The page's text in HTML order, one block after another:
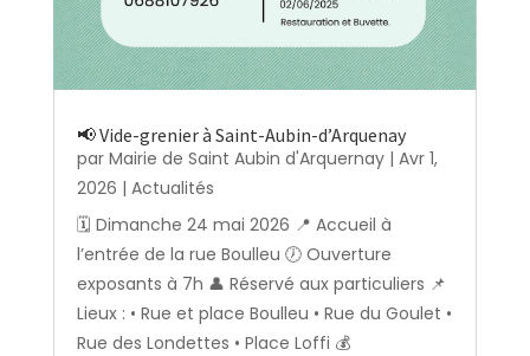
📢 Vide-grenier à Saint-Aubin-d’Arquenay
par Mairie de Saint Aubin d'Arquernay| Avr 1,
2026 | Actualités
🗓️ Dimanche 24 mai 2026 📍 Accueil à
l’entrée de la rue Boulleu 🕖 Ouverture
exposants à 7h 👤 Réservé aux particuliers 📌
Lieux : • Rue et place Boulleu • Rue du Goulet •
Rue des Londettes • Place Loffi 💰